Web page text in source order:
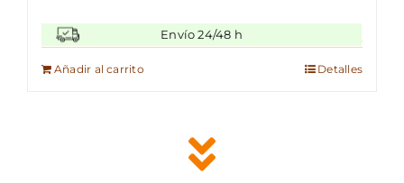
original
era:
145,00 €.
actual
es:
Envío 24/48 h
Añadir al carrito Detalles